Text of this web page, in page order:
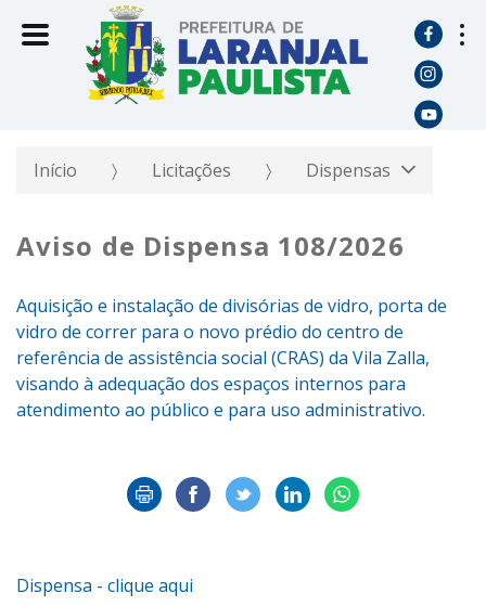
Início Licitações Dispensas
Aviso de Dispensa 108/2026
Aquisição e instalação de divisórias de vidro, porta de
vidro de correr para o novo prédio do centro de
referência de assistência social (CRAS) da Vila Zalla,
visando à adequação dos espaços internos para
atendimento ao público e para uso administrativo.
Dispensa - clique aqui